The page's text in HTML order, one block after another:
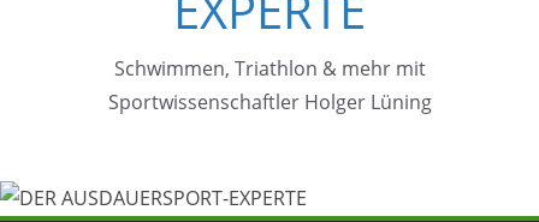
Schwimmen, Triathlon & mehr mit
Sportwissenschaftler Holger Lüning